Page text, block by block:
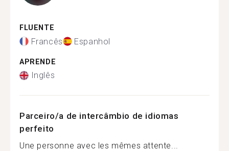
FLUENTE
Francês Espanhol
APRENDE
Inglês
Parceiro/a de intercâmbio de idiomas
perfeito
Une personne avec les mêmes attente...